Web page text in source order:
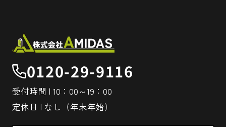
0120-29-9116
受付時間 | 10：00～19：00
定休日 | なし（年末年始）